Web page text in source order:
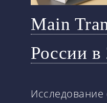
Main
России в